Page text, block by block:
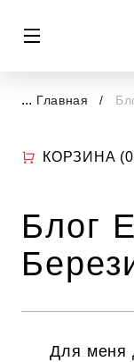
... Главная
КОРЗИНА (0
Блог
Для меня